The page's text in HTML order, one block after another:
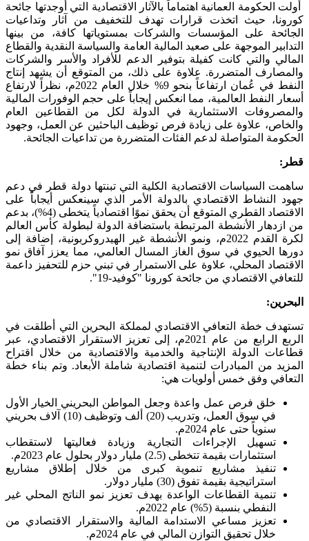
أولت الحكومة العمانية اهتماماً بالآثار الاقتصادية التي أوجدتها جائحة
كورونا، حيث اتخذت قرارات تهدف للتخفيف من آثار وتداعيات
الجائحة على المؤسسات والشركات بمستوياتها كافة، من بينها
التدابير الموجهة على صعيد المالية العامة والسياسة النقدية والقطاع
المالي والتي كانت كفيلة بتوفير الدعم للأفراد والأسر والشركات
والمصارف المتضررة. علاوة على ذلك، من المتوقع أن يشهد إنتاج
النفط في عُمان ارتفاعاً بنحو 9% خلال العام 2022م، نظراً لارتفاع
أسعار النفط العالمية، مما انعكس إيجاباً على حجم الوفورات المالية
والمصروفات الاستثمارية في الدولة لكل من القطاعين العام
والخاص، علاوة على زيادة فرص توظيف الباحثين عن العمل، وجهود
الحكومة المتواصلة لدعم الفئات المتضررة من تداعيات الجائحة.
قطر:
ساهمت السياسات الاقتصادية الكلية التي تبنتها دولة قطر في دعم
جهود النشاط الاقتصادي بالدولة الأمر الذي سينعكس أيجاباً على
الاقتصاد القطري المتوقع أن يحقق نموًا اقتصادياً يتخطى (4%)، بدعم
من ازدهار الأنشطة المرتبطة باستضافة الدولة لبطولة كأس العالم
لكرة القدم 2022م، ونمو الأنشطة غير الهيدروكربونية، إضافة إلى
دورها الحيوي في سوق الغاز المسال العالمي، مما يعزز آفاق نمو
الاقتصاد المحلي، علاوة على الاستمرار في تبني حزم للتحفيز داعمة
للتعافي الاقتصادي من جائحة كورونا "كوفيد-19".
البحرين:
تستهدف خطة التعافي الاقتصادي لمملكة البحرين التي أطلقت في
الربع الرابع من عام 2021م، إلى تعزيز الاستقرار الاقتصادي، عبر
قطاعات الدولة الإنتاجية والخدمية والاقتصادية من خلال اقتراح
المزيد من المبادرات لتنمية اقتصادية شاملة الأبعاد. وتم بناء خطة
التعافي وفق خمس أولويات هي:
خلق فرص عمل واعدة وجعل المواطن البحريني الخيار الأول
في سوق العمل، وتدريب (20) ألف وتوظيف (10) آلاف بحريني
سنوياً حتى عام 2024م.
تسهيل الإجراءات التجارية وزيادة فعاليتها لاستقطاب
استثمارات بقيمة تتخطى (2.5) مليار دولار بحلول عام 2023م.
تنفيذ مشاريع تنموية كبرى من خلال إطلاق مشاريع
استراتيجية بقيمة تفوق (30) مليار دولار.
تنمية القطاعات الواعدة بهدف تعزيز نمو الناتج المحلي غير
النفطي بنسبة (5%) عام 2022م.
تعزيز مساعي الاستدامة المالية والاستقرار الاقتصادي من
خلال تحقيق التوازن المالي في عام 2024م.